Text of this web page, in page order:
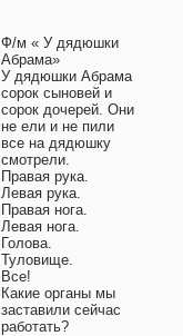
Ф/м « У дядюшки
Абрама»
У дядюшки Абрама
сорок сыновей и
сорок дочерей. Они
не ели и не пили
все на дядюшку
смотрели.
Правая рука.
Левая рука.
Правая нога.
Левая нога.
Голова.
Туловище.
Все!
Какие органы мы
заставили сейчас
работать?